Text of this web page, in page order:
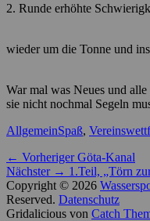
2. Runde erhöhte
wieder um die Tonne und
War mal was Neues und
sie nicht nochmal Segeln
Kategorien
AllgemeinSchlagworte
Spaß,
Beitragsnavigation
← Vorheriger Vorheriger
Beitrag:
Göta-Kanal
Nächster → Nächster
Beitrag:
1.Teil, „Törn
Copyright © 2026
Reserved. Datenschutz
Gridalicious von Catch